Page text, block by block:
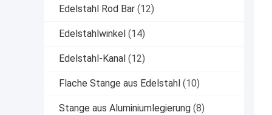
Edelstahl Rod Bar (12)
Edelstahlwinkel (14)
Edelstahl-Kanal (12)
Flache Stange aus Edelstahl (10)
Stange aus Aluminiumlegierung (8)